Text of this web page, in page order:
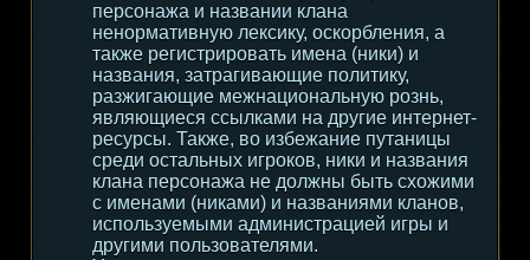
персонажа и названии клана
ненормативную лексику, оскорбления, а
также регистрировать имена (ники) и
названия, затрагивающие политику,
разжигающие межнациональную рознь,
являющиеся ссылками на другие интернет-
ресурсы. Также, во избежание путаницы
среди остальных игроков, ники и названия
клана персонажа не должны быть схожими
с именами (никами) и названиями кланов,
используемыми администрацией игры и
другими пользователями.